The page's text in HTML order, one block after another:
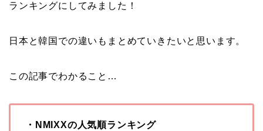
ランキングにしてみました！
日本と韓国での違いもまとめていきたいと思います。
この記事でわかること…
・NMIXXの人気順ランキング